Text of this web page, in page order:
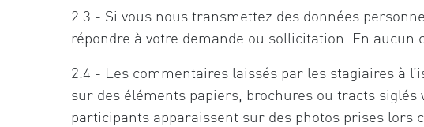
2.3 - Si vous nous transmettez des données
répondre à votre demande ou sollicitation. En
2.4 - Les commentaires laissés par les stagiaires à
sur des éléments papiers, brochures ou tracts
participants apparaissent sur des photos prises